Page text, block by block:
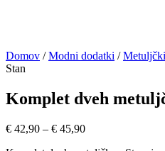
Domov /Modni dodatki /Metuljčki
Stan
Komplet dveh
€ 42,90 – € 45,90Cenovni